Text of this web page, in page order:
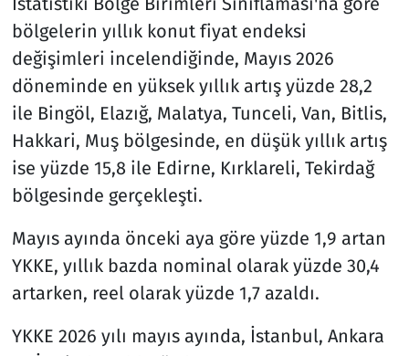
bölgelerin yıllık konut fiyat endeksi
değişimleri incelendiğinde, Mayıs 2026
döneminde en yüksek yıllık artış yüzde 28,2
ile Bingöl, Elazığ, Malatya, Tunceli, Van, Bitlis,
Hakkari, Muş bölgesinde, en düşük yıllık artış
ise yüzde 15,8 ile Edirne, Kırklareli, Tekirdağ
bölgesinde gerçekleşti.
Mayıs ayında önceki aya göre yüzde 1,9 artan
YKKE, yıllık bazda nominal olarak yüzde 30,4
artarken, reel olarak yüzde 1,7 azaldı.
YKKE 2026 yılı mayıs ayında, İstanbul, Ankara